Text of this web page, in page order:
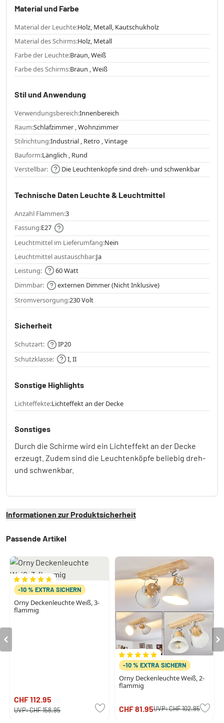
Material und Farbe
Material der Leuchte:Holz, Metall, Kautschukholz
Material des Schirms:Holz, Metall
Farbe der Leuchte:Braun, Weiß
Farbe des Schirms:Braun , Weiß
Stil und Anwendung
Verwendungsbereich:Innenbereich
Raum:Schlafzimmer , Wohnzimmer
Stilrichtung:Industrial , Retro , Vintage
Bauform:Länglich , Rund
Verstellbar:
Die Leuchtenköpfe sind dreh- und schwenkbar
Technische Daten Leuchte & Leuchtmittel
Anzahl Flammen:3
Fassung:E27
Leuchtmittel im Lieferumfang:Nein
Leuchtmittel austauschbar:Ja
Leistung:
60 Watt
Dimmbar:
externen Dimmer (Nicht Inklusive)
Stromversorgung:230 Volt
Sicherheit
Schutzart:
IP20
Schutzklasse:
I, II
Sonstige Highlights
Lichteffekte:Lichteffekt an der Decke
Sonstiges
Durch die Schirme wird ein Lichteffekt an der Decke
erzeugt. Zudem sind die Leuchtenköpfe beliebig dreh-
und schwenkbar.
Informationen zur Produktsicherheit
Passende Artikel
-10 % EXTRA SICHERN
Orny Deckenleuchte Weiß, 3-
flammig
CHF 112.95
UVP:CHF 158.95
-10 % EXTRA SICHERN
Orny Deckenleuchte Weiß, 2-
flammig
CHF 81.95UVP:CHF 102.95